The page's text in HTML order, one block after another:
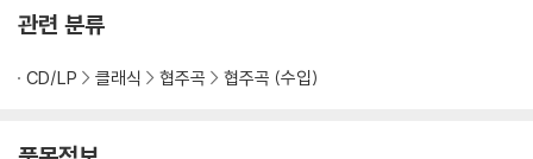
관련 분류
CD/LP 클래식 협주곡 협주곡 (수입)